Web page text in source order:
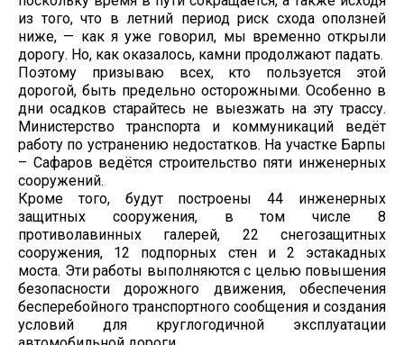
из того, что в летний период риск схода оползней
ниже, — как я уже говорил, мы временно открыли
дорогу. Но, как оказалось, камни продолжают падать.
Поэтому призываю всех, кто пользуется этой
дорогой, быть предельно осторожными. Особенно в
дни осадков старайтесь не выезжать на эту трассу.
Министерство транспорта и коммуникаций ведёт
работу по устранению недостатков. На участке Барпы
– Сафаров ведётся строительство пяти инженерных
сооружений.
Кроме того, будут построены 44 инженерных
защитных сооружения, в том числе 8
противолавинных галерей, 22 снегозащитных
сооружения, 12 подпорных стен и 2 эстакадных
моста. Эти работы выполняются с целью повышения
безопасности дорожного движения, обеспечения
бесперебойного транспортного сообщения и создания
условий для круглогодичной эксплуатации